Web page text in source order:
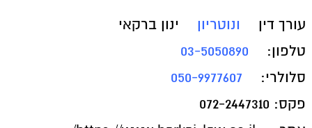
עורך דין
ונוטריון
ינון ברקאי
טלפון:
03-5050890
סלולרי:
050-9977607
פקס: 072-2447310